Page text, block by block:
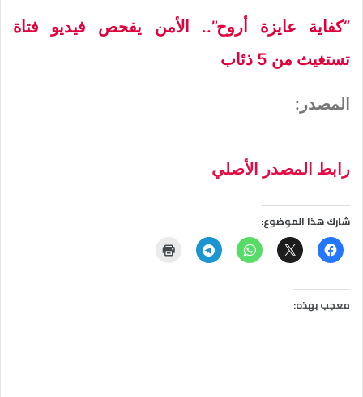
“كفاية عايزة أروح”.. الأمن يفحص فيديو فتاة
تستغيث من 5 ذئاب
المصدر:
رابط المصدر الأصلي
شارك هذا الموضوع:
معجب بهذه: